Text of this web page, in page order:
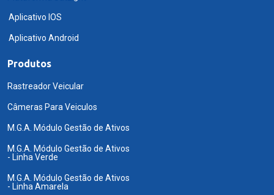
Aplicativo IOS
Aplicativo Android
Produtos
Rastreador Veicular
Câmeras Para Veiculos
M.G.A. Módulo Gestão de Ativos
M.G.A. Módulo Gestão de Ativos
- Linha Verde
M.G.A. Módulo Gestão de Ativos
- Linha Amarela